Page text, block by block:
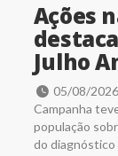
Ações
Julho
05/08/2026
Campanha
população
do